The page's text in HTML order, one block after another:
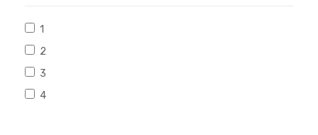
1
2
3
4